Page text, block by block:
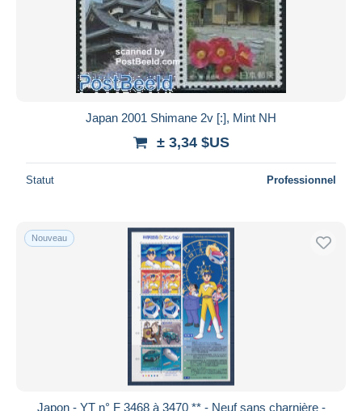
Japan 2001 Shimane 2v [:], Mint NH
± 3,34 $US
Statut Professionnel
Nouveau
Japon - YT n° F 3468 à 3470 ** - Neuf sans charnière -